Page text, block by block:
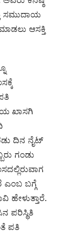
ಸಮುದಾಯ
ಆಸಕ್ತಿ
ಖಾಸಗಿ
ದಿನ ನೈಟ್
ಗಂಡು
ಎಂಬ ಬಗ್ಗೆ
ಹೇಳುತ್ತಾರೆ.
ಪರಿಸ್ಥಿತಿ
ಪತಿ